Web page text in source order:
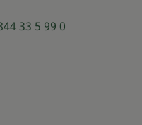
33 5 99 0